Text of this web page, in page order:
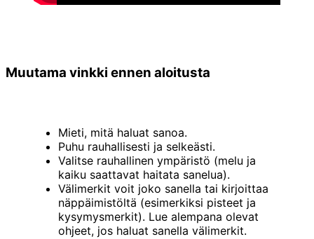
Muutama vinkki ennen aloitusta
Mieti, mitä haluat sanoa.
Puhu rauhallisesti ja selkeästi.
Valitse rauhallinen ympäristö (melu ja
kaiku saattavat haitata sanelua).
Välimerkit voit joko sanella tai kirjoittaa
näppäimistöltä (esimerkiksi pisteet ja
kysymysmerkit). Lue alempana olevat
ohjeet, jos haluat sanella välimerkit.